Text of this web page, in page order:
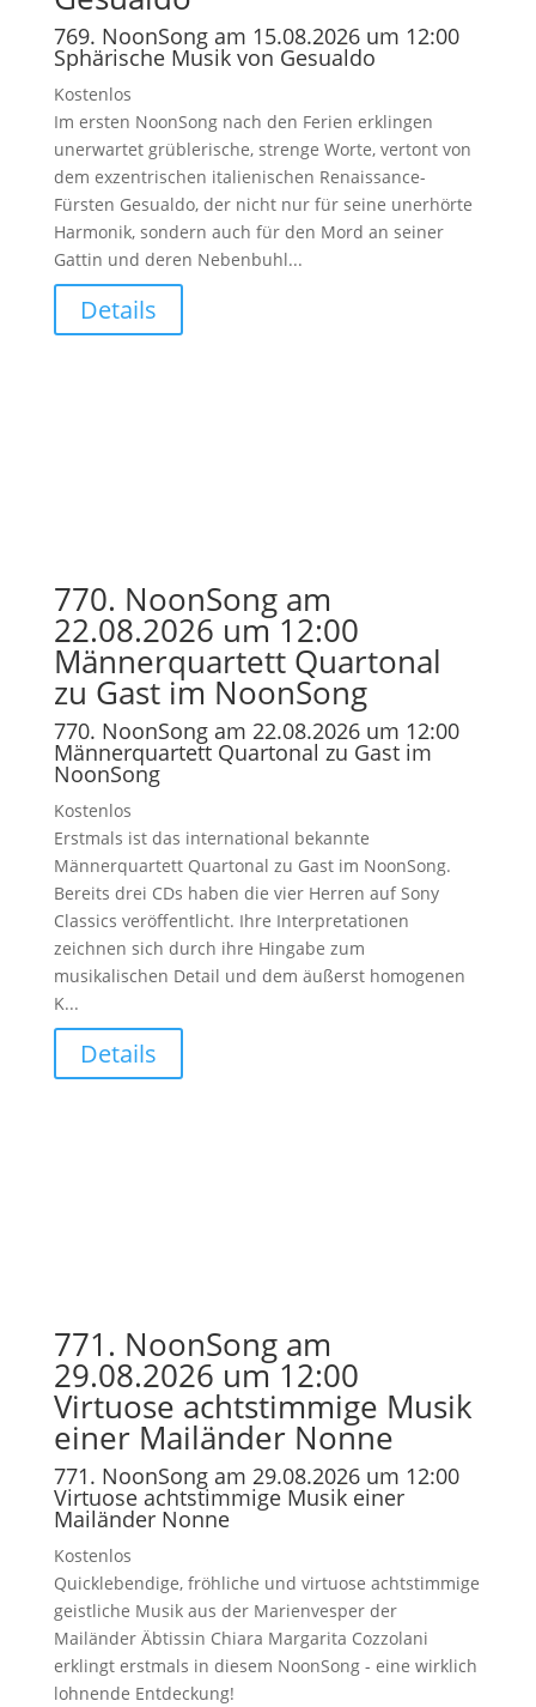
769. NoonSong am 15.08.2026 um 12:00
Sphärische Musik von Gesualdo
Kostenlos
Im ersten NoonSong nach den Ferien erklingen
unerwartet grüblerische, strenge Worte, vertont von
dem exzentrischen italienischen Renaissance-
Fürsten Gesualdo, der nicht nur für seine unerhörte
Harmonik, sondern auch für den Mord an seiner
Gattin und deren Nebenbuhl...
Details
770. NoonSong am
22.08.2026 um 12:00
Männerquartett Quartonal
zu Gast im NoonSong
770. NoonSong am 22.08.2026 um 12:00
Männerquartett Quartonal zu Gast im
NoonSong
Kostenlos
Erstmals ist das international bekannte
Männerquartett Quartonal zu Gast im NoonSong.
Bereits drei CDs haben die vier Herren auf Sony
Classics veröffentlicht. Ihre Interpretationen
zeichnen sich durch ihre Hingabe zum
musikalischen Detail und dem äußerst homogenen
K...
Details
771. NoonSong am
29.08.2026 um 12:00
Virtuose achtstimmige Musik
einer Mailänder Nonne
771. NoonSong am 29.08.2026 um 12:00
Virtuose achtstimmige Musik einer
Mailänder Nonne
Kostenlos
Quicklebendige, fröhliche und virtuose achtstimmige
geistliche Musik aus der Marienvesper der
Mailänder Äbtissin Chiara Margarita Cozzolani
erklingt erstmals in diesem NoonSong - eine wirklich
lohnende Entdeckung!